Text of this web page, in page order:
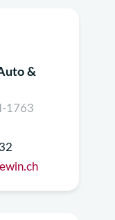
&
1763